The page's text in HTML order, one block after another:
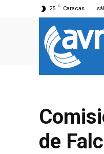
25 C Caracas
de